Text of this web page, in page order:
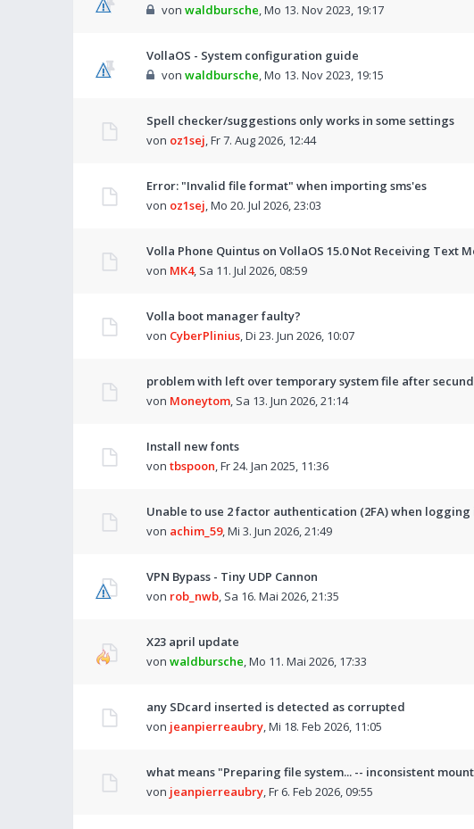
von waldbursche,Mo 13. Nov 2023, 19:17
VollaOS - System configuration guide
von waldbursche,Mo 13. Nov 2023, 19:15
Spell checker/suggestions only works in some settings
von oz1sej,Fr 7. Aug 2026, 12:44
Error: "Invalid file format" when importing sms'es
von oz1sej,Mo 20. Jul 2026, 23:03
Volla Phone Quintus on VollaOS 15.0 Not Receiving Text
von MK4, Sa 11. Jul 2026, 08:59
Volla boot manager faulty?
von CyberPlinius,Di 23. Jun 2026, 10:07
problem with left over temporary system file after
von Moneytom, Sa 13. Jun 2026, 21:14
Install new fonts
von tbspoon,Fr 24. Jan 2025, 11:36
Unable to use 2 factor authentication (2FA) when
von achim_59,Mi 3. Jun 2026, 21:49
VPN Bypass - Tiny UDP Cannon
von rob_nwb, Sa 16. Mai 2026, 21:35
X23 april update
von waldbursche,Mo 11. Mai 2026, 17:33
any SDcard inserted is detected as corrupted
von jeanpierreaubry,Mi 18. Feb 2026, 11:05
what means "Preparing file system... -- inconsistent
von jeanpierreaubry,Fr 6. Feb 2026, 09:55